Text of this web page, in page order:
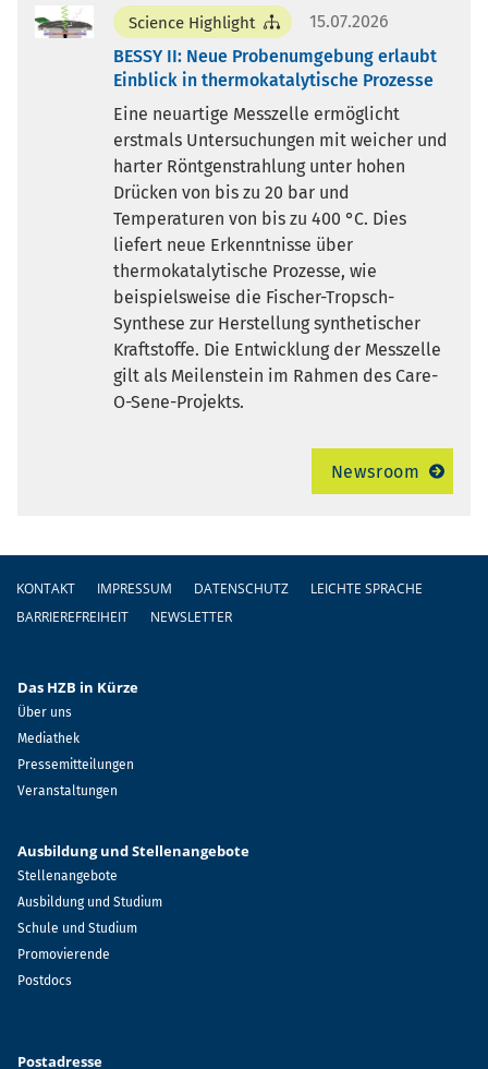
Science Highlight
15.07.2026
BESSY II: Neue Probenumgebung erlaubt
Einblick in thermokatalytische Prozesse
Eine neuartige Messzelle ermöglicht
erstmals Untersuchungen mit weicher und
harter Röntgenstrahlung unter hohen
Drücken von bis zu 20 bar und
Temperaturen von bis zu 400 °C. Dies
liefert neue Erkenntnisse über
thermokatalytische Prozesse, wie
beispielsweise die Fischer-Tropsch-
Synthese zur Herstellung synthetischer
Kraftstoffe. Die Entwicklung der Messzelle
gilt als Meilenstein im Rahmen des Care-
O-Sene-Projekts.
Newsroom
Fußzeile
KONTAKT IMPRESSUM DATENSCHUTZ
LEICHTE SPRACHE
BARRIEREFREIHEIT
NEWSLETTER
Das HZB in Kürze
Über uns
Mediathek
Pressemitteilungen
Veranstaltungen
Ausbildung und Stellenangebote
Stellenangebote
Ausbildung und Studium
Schule und Studium
Promovierende
Postdocs
Postadresse